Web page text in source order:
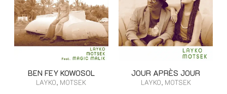
BEN FEY KOWOSOL
LAYKO, MOTSEK
JOUR APRÈS JOUR
LAYKO, MOTSEK